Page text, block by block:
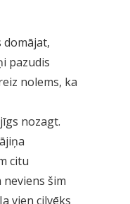
domājat,
pazudis
nolems, ka
nozagt.
citu
šim
vien cilvēks